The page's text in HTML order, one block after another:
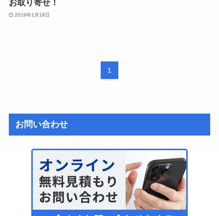
お取り寄せ！
2019年1月18日
1
お問い合わせ